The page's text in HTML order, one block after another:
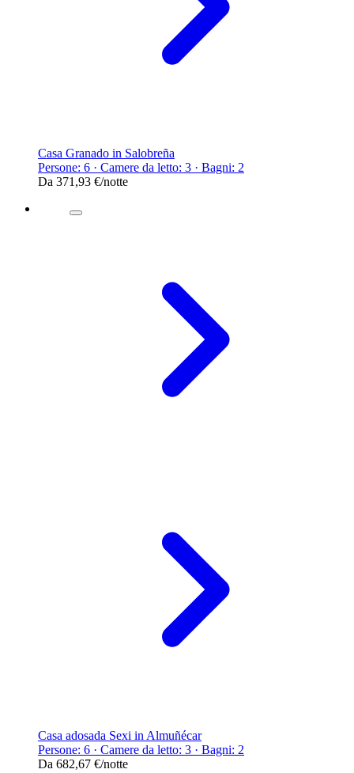
Casa Granado in Salobreña
Persone: 6 · Camere da letto: 3 · Bagni: 2
Da 371,93 €/notte
Casa adosada Sexi in Almuñécar
Persone: 6 · Camere da letto: 3 · Bagni: 2
Da 682,67 €/notte